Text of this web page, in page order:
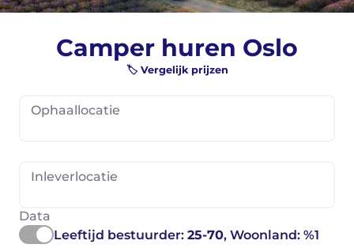
Camper huren Oslo
🏷️ Vergelijk prijzen
Ophaallocatie
Inleverlocatie
Data
Leeftijd bestuurder: 25-70, Woonland: %1